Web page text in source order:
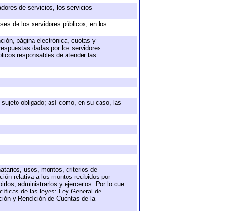
de servicios, los servicios
de los servidores públicos, en los
página electrónica, cuotas y
dadas por los servidores
responsables de atender las
obligado; así como, en su caso, las
usos, montos, criterios de
relativa a los montos recibidos por
administrarlos y ejercerlos. Por lo que
de las leyes: Ley General de
y Rendición de Cuentas de la